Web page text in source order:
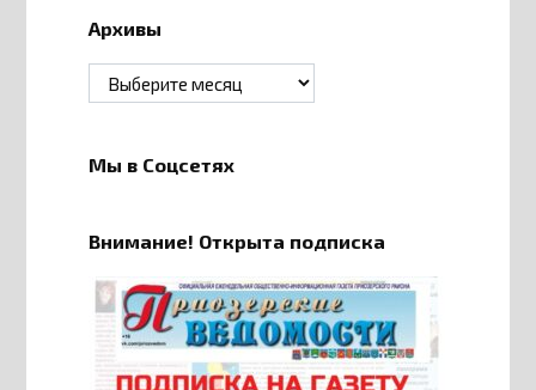
Архивы
Архивы
Мы в Соцсетях
Внимание! Открыта подписка